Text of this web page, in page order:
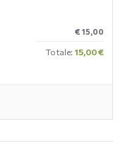
€ 15,00
Totale: 15,00 €